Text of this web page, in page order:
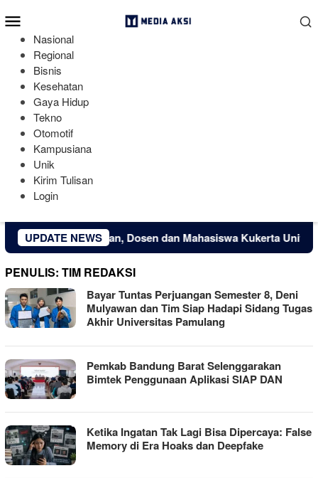
ke
kontenMobile
Nasional
Regional
Bisnis
Kesehatan
Gaya Hidup
Tekno
Otomotif
Kampusiana
Unik
Kirim Tulisan
Login
UPDATE NEWS
Desa Kuapan, Dosen dan Mahasiswa Kukerta
PENULIS: TIM REDAKSI
Bayar Tuntas Perjuangan Semester 8, Deni
Mulyawan dan Tim Siap Hadapi Sidang Tugas
Akhir Universitas Pamulang
Pemkab Bandung Barat Selenggarakan
Bimtek Penggunaan Aplikasi SIAP DAN
Ketika Ingatan Tak Lagi Bisa Dipercaya: False
Memory di Era Hoaks dan Deepfake